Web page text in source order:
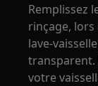
Remplissez
rinçage,
lave-
transparent.
votre